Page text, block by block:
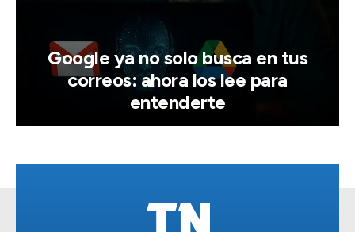
Google ya no solo busca en tus
correos: ahora los lee para
entenderte